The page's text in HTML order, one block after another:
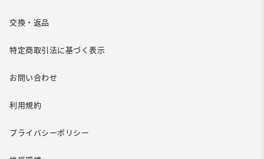
交換・返品
特定商取引法に基づく表示
お問い合わせ
利用規約
プライバシーポリシー